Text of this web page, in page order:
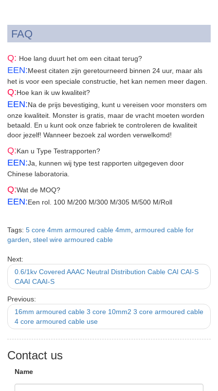
FAQ
Q: Hoe lang duurt het om een citaat terug?
EEN:Meest citaten zijn geretourneerd binnen 24 uur, maar als
het is voor een speciale constructie, het kan nemen meer dagen.
Q:Hoe kan ik uw kwaliteit?
EEN:Na de prijs bevestiging, kunt u vereisen voor monsters om
onze kwaliteit. Monster is gratis, maar de vracht moeten worden
betaald. En u kunt ook onze fabriek te controleren de kwaliteit
door jezelf! Wanneer bezoek zal worden verwelkomd!
Q:Kan u Type Testrapporten?
EEN:Ja, kunnen wij type test rapporten uitgegeven door
Chinese laboratoria.
Q:Wat de MOQ?
EEN:Een rol. 100 M/200 M/300 M/305 M/500 M/Roll
Tags: 5 core 4mm armoured cable 4mm armoured cable for
garden steel wire armoured cable
Next:
0.6/1kv Covered AAAC Neutral Distribution Cable CAI CAI-S
CAAI CAAI-S
Previous:
16mm armoured cable 3 core 10mm2 3 core armoured cable
4 core armoured cable use
Contact us
Name